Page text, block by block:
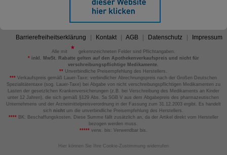
Barrierefreiheitserklärung Kontakt AGB Datenschutz Impressum
Alle mit
gekennzeichneten Felder sind Pflichtangaben.
*inkl. MwSt. Rabatte gelten auf den Apothekenverkaufspreis und nicht für
verschreibungspflichtige Medikamente.
** Unverbindliche Preisempfehlung des Herstellers.
*** Verkaufspreis gemäß Lauer-Taxe; verbindlicher Abrechnungspreis nach der Großen Deutschen
Spezialitätentaxe (sog. Lauer-Taxe) bei Abgabe von nicht verschreibungspflichtigen Medikamenten zu
Lasten der gesetzlichen Krankenversicherungen (z.B. bei Verschreibung des Medikaments an Kinder
unter 12 Jahren), die sich gemäß §129 Abs. 5a SGB V aus dem Abgabepreis des pharmazeutischen
Unternehmens und der Arzneimittelpreisverordnung in der Fassung zum 31.12.2003 ergibt. Es handelt
sich nicht um die unverbindliche Preisempfehlung des Herstellers.
****BK: Beschaffungskosten. Diese Summe fällt zusätzlich an, da der Artikel direkt vom Hersteller
bezogen werden muss.
*****verw. bis: Verwendbar bis.
Hier können Sie Ihre Cookie-Zustimmung widerrufen